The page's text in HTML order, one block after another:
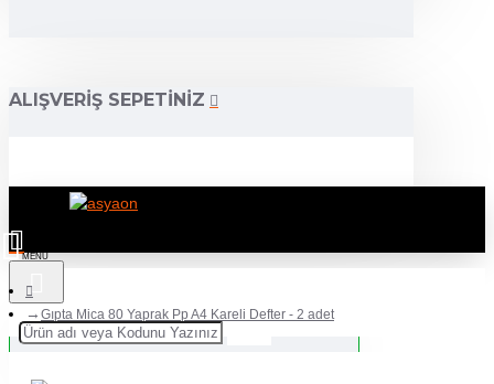
ALIŞVERIŞ SEPETINIZ
Gıpta Mica 80 Yaprak Pp A4 Kareli Defter - 2 adet